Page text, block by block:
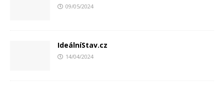
09/05/2024
IdeálníStav.cz
14/04/2024